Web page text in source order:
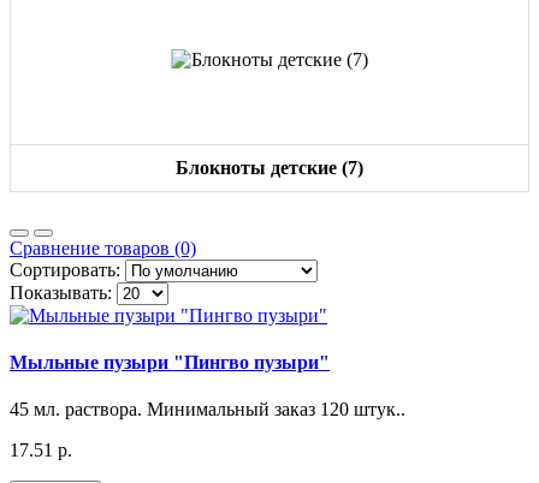
Блокноты детские (7)
Сравнение товаров (0)
Сортировать:
Показывать:
Мыльные пузыри "Пингво пузыри"
45 мл. раствора. Минимальный заказ 120 штук..
17.51 р.